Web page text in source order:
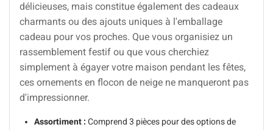
délicieuses, mais constitue également des cadeaux
charmants ou des ajouts uniques à l'emballage
cadeau pour vos proches. Que vous organisiez un
rassemblement festif ou que vous cherchiez
simplement à égayer votre maison pendant les fêtes,
ces ornements en flocon de neige ne manqueront pas
d'impressionner.
Assortiment : Comprend 3 pièces pour des options de